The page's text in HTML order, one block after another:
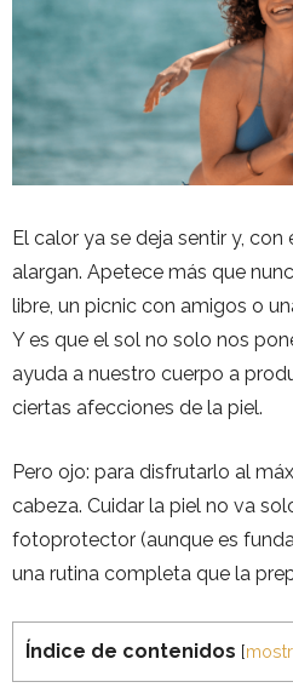
El calor ya se deja sentir y, con
alargan. Apetece más que
libre, un picnic con amigos o
Y es que el sol no solo nos
ayuda a nuestro cuerpo a
ciertas afecciones de la piel.
Pero ojo: para disfrutarlo al
cabeza. Cuidar la piel no va
fotoprotector (aunque es
una rutina completa que la
Índice de contenidos [